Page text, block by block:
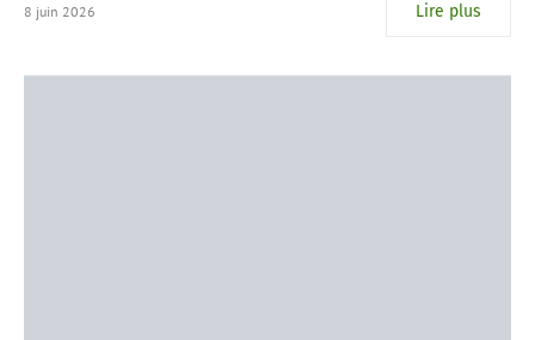
8 juin 2026 Lire plus